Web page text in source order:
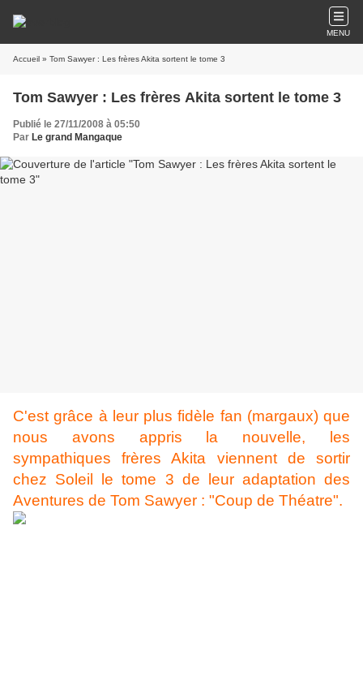
MENU
Accueil » Tom Sawyer : Les frères Akita sortent le tome 3
Tom Sawyer : Les frères Akita sortent le tome 3
Publié le 27/11/2008 à 05:50
Par Le grand Mangaque
C'est grâce à leur plus fidèle fan (margaux) que
nous avons appris la nouvelle, les
sympathiques frères Akita viennent de sortir
chez Soleil le tome 3 de leur adaptation des
Aventures de Tom Sawyer : "Coup de Théatre".